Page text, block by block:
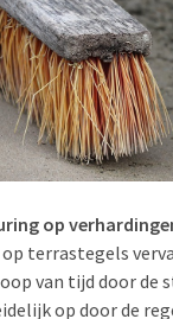
op
terrastegels
van tijd door de
op door de